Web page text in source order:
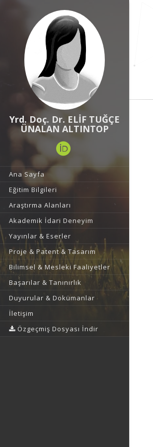
Yrd. Doç. Dr. ELİF TUĞÇE
ÜNALAN ALTINTOP
Ana Sayfa
Eğitim Bilgileri
Araştırma Alanları
Akademik İdari Deneyim
Yayınlar & Eserler
Proje & Patent & Tasarım
Bilimsel & Mesleki Faaliyetler
Başarılar & Tanınırlık
Duyurular & Dokümanlar
İletişim
Özgeçmiş Dosyası İndir